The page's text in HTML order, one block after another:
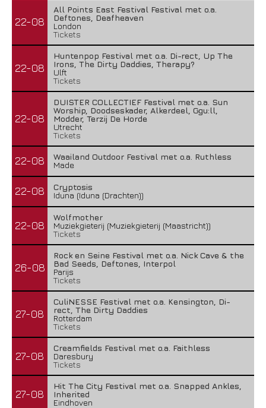
22-08
All Points East Festival Festival met o.a.
Deftones, Deafheaven
London
Tickets
22-08
Huntenpop Festival met o.a. Di-rect, Up The
Irons, The Dirty Daddies, Therapy?
Ulft
Tickets
22-08
DUISTER COLLECTIEF Festival met o.a. Sun
Worship, Doodseskader, Alkerdeel, Ggu:ll,
Modder, Terzij De Horde
Utrecht
Tickets
22-08
Waailand Outdoor Festival met o.a. Ruthless
Made
22-08
Cryptosis
Iduna (Iduna (Drachten))
22-08
Wolfmother
Muziekgieterij (Muziekgieterij (Maastricht))
Tickets
26-08
Rock en Seine Festival met o.a. Nick Cave & the
Bad Seeds, Deftones, Interpol
Parijs
Tickets
27-08
CuliNESSE Festival met o.a. Kensington, Di-
rect, The Dirty Daddies
Rotterdam
Tickets
27-08
Creamfields Festival met o.a. Faithless
Daresbury
Tickets
27-08
Hit The City Festival met o.a. Snapped Ankles,
Inherited
Eindhoven